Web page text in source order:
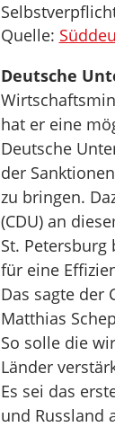
Quelle:
Deutsche
hat er eine
Deutsche
der
zu bringen.
(CDU) an
St.
für eine
Das sagte der
Matthias
So solle die
Länder
Es sei das
und Russland